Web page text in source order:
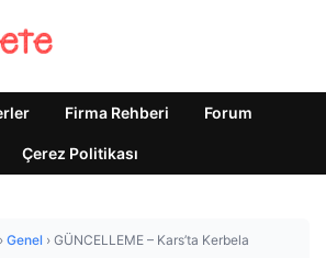
Firma Rehberi Forum
Çerez Politikası
› Genel › GÜNCELLEME – Kars’ta Kerbela